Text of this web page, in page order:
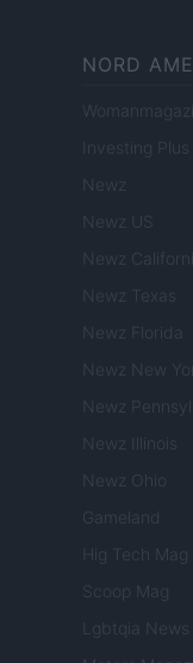
NORD
Investing Plus
Newz
Newz US
Newz
Newz Texas
Newz Florida
Newz New
Newz
Newz Illinois
Newz Ohio
Gameland
Hig Tech Mag
Scoop Mag
Lgbtqia News